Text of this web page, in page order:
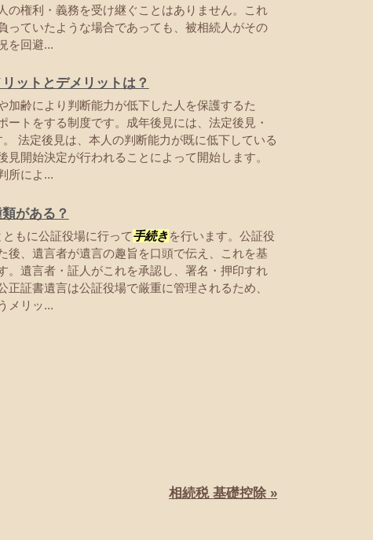
の権利・義務を受け継ぐことはありません。これ
っていたような場合であっても、被相続人がその
を回避...
ットとデメリットは？
加齢により判断能力が低下した人を保護するた
ートをする制度です。成年後見には、法定後見・
法定後見は、本人の判断能力が既に低下している
見開始決定が行われることによって開始します。
所によ...
がある？
もに公証役場に行って手続きを行います。公証役
後、遺言者が遺言の趣旨を口頭で伝え、これを基
。遺言者・証人がこれを承認し、署名・押印すれ
正証書遺言は公証役場で厳重に管理されるため、
メリッ...
相続税 基礎控除 »